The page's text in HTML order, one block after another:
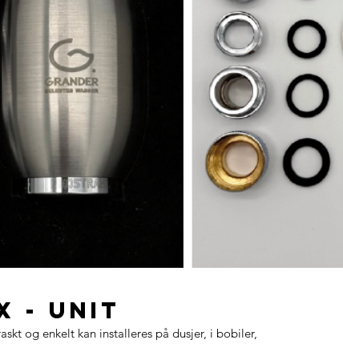
- Unit
og enkelt kan installeres på dusjer, i bobiler,